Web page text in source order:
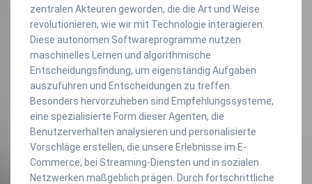
zentralen Akteuren geworden, die die Art und Weise
revolutionieren, wie wir mit Technologie interagieren.
Diese autonomen Softwareprogramme nutzen
maschinelles Lernen und algorithmische
Entscheidungsfindung, um eigenständig Aufgaben
auszuführen und Entscheidungen zu treffen.
Besonders hervorzuheben sind Empfehlungssysteme,
eine spezialisierte Form dieser Agenten, die
Benutzerverhalten analysieren und personalisierte
Vorschläge erstellen, die unsere Erlebnisse im E-
Commerce, bei Streaming-Diensten und in sozialen
Netzwerken maßgeblich prägen. Durch fortschrittliche